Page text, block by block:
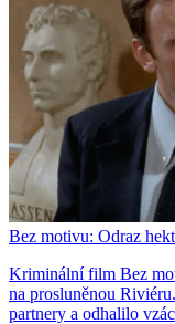
Bez motivu: Odraz
Kriminální film Bez
na prosluněnou
partnery a odhalilo